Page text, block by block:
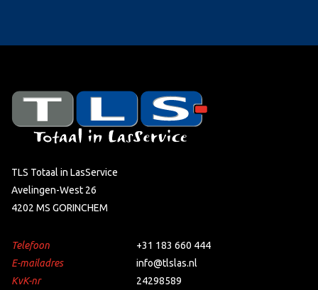
TLS Totaal in LasService
Avelingen-West 26
4202 MS GORINCHEM
Telefoon
+31 183 660 444
E-mailadres
info@tlslas.nl
KvK-nr
24298589